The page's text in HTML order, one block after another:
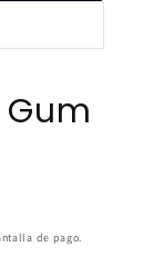
de pago.